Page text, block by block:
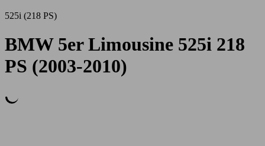
525i (218 PS)
BMW 5er Limousine 525i 218
PS (2003-2010)